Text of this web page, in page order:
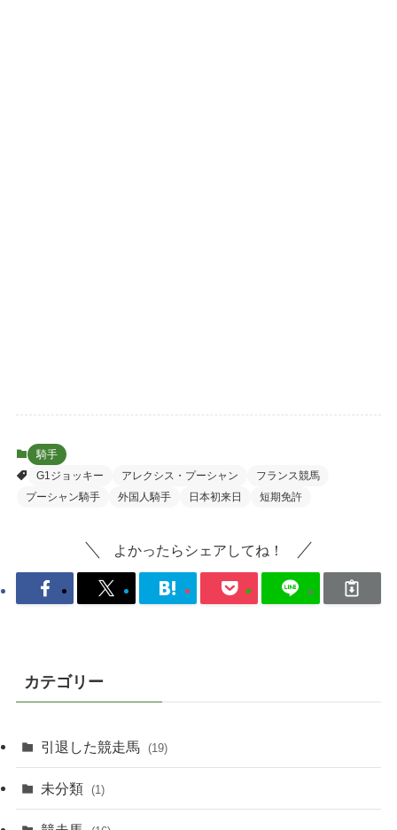
騎手
G1ジョッキー
アレクシス・プーシャン
フランス競馬
プーシャン騎手
外国人騎手 日本初来日 短期免許
よかったらシェアしてね！
カテゴリー
引退した競走馬 (19)
未分類 (1)